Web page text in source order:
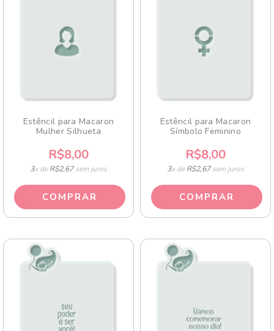
Estêncil para Macaron
Mulher Silhueta
R$8,00
3x deR$2,67sem juros
Estêncil para Macaron
Símbolo Feminino
R$8,00
3x deR$2,67sem juros